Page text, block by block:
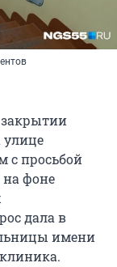
улице
с просьбой
на фоне
дала в
имени